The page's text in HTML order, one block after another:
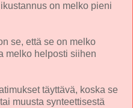
on melko pieni
se, että se on melko
melko helposti siihen
täyttävä, koska se
muusta synteettisestä